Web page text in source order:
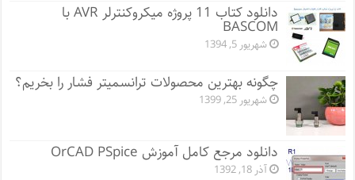
دانلود کتاب 11 پروژه میکروکنترلر AVR با
BASCOM
شهریور 5, 1394
چگونه بهترین محصولات ترانسمیتر فشار را بخریم؟
شهریور 25, 1399
دانلود مرجع کامل آموزش OrCAD PSpice
آذر 18, 1392